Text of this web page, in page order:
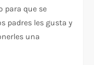
para que se
padres les gusta y
una